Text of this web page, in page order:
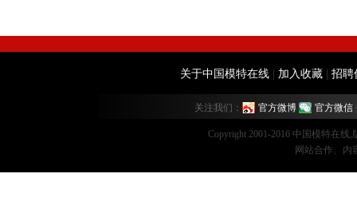
关于中国模特在线 加入收藏 招聘
关注我们： 官方微博 官方微信
Copyright 2001-2016 中国模特在线
网站合作、内